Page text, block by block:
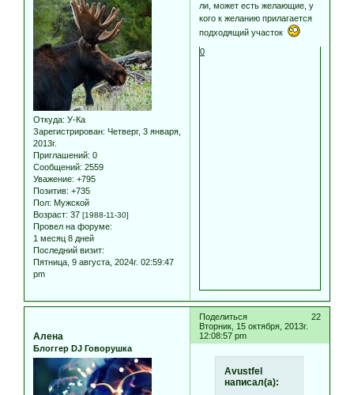
Откуда: У-Ка
Зарегистрирован: Четверг, 3 января,
2013г.
Приглашений: 0
Сообщений: 2559
Уважение: +795
Позитив: +735
Пол: Мужской
Возраст: 37 [1988-11-30]
Провел на форуме:
1 месяц 8 дней
Последний визит:
Пятница, 9 августа, 2024г. 02:59:47
pm
ли, может есть желающие, у
кого к желанию прилагается
подходящий участок
0
Поделиться
22
Вторник, 15 октября, 2013г.
12:08:57 pm
Алена
Блоггер DJ Говорушка
Avustfel
написал(а):